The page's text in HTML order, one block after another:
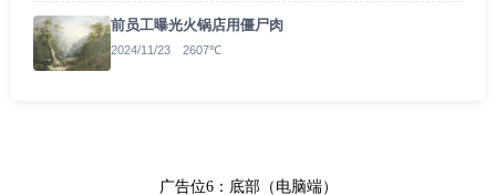
前员工曝光火锅店用僵尸肉
2024/11/23 2607℃
广告位6：底部（电脑端）